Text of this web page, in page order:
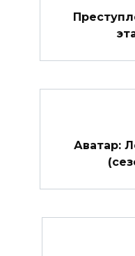
Аватар: